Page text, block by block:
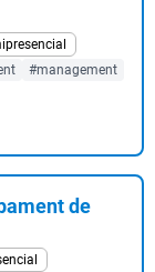
#management
de